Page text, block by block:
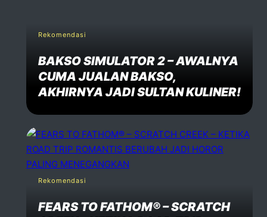
Rekomendasi
BAKSO SIMULATOR 2 – AWALNYA
CUMA JUALAN BAKSO,
AKHIRNYA JADI SULTAN KULINER!
Rekomendasi
FEARS TO FATHOM® – SCRATCH